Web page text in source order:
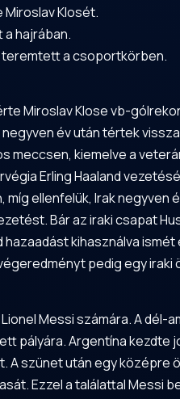
Klosét.
hajrában.
a csoportkörben.
Miroslav Klose vb-
év után tértek
meccsen, kiemelve a
Erling Haaland
ellenfelük, Irak negyven
Bár az iraki csapat
kihasználva
pedig egy iraki
Messi számára. A dél-
pályára. Argentína
A szünet után egy középre
Ezzel a találattal Messi